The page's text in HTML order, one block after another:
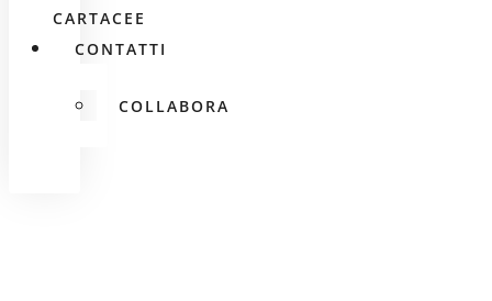
CARTACEE
CONTATTI
COLLABORA